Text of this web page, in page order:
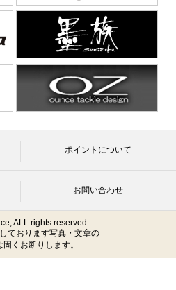
ポイントについて
お問い合わせ
ALL rights reserved.
ております写真・文章の
くお断りします。